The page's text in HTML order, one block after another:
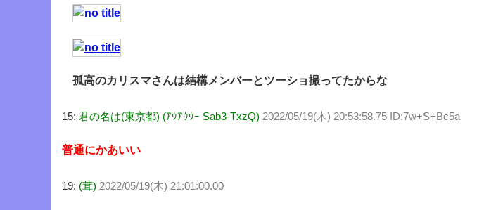
孤高のカリスマさんは結構メンバーとツーショ撮ってたからな
15: 君の名は(東京都) (ｱｳｱｳｳｰ Sab3-TxzQ) 2022/05/19(木) 20:53:58.75 ID:7w+S+Bc5a
普通にかあいい
19: (茸) 2022/05/19(木) 21:01:00.00